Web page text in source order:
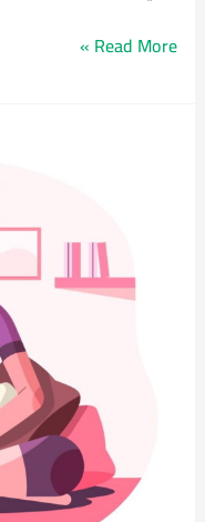
Read More »
الولادة